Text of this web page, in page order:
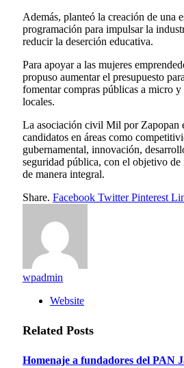
Además, planteó la creación de una
programación para impulsar la
reducir la deserción educativa.
Para apoyar a las mujeres
propuso aumentar el presupuesto
fomentar compras públicas a micro y
locales.
La asociación civil Mil por Zapopan
candidatos en áreas como
gubernamental, innovación,
seguridad pública, con el objetivo
de manera integral.
Share. Facebook Twitter Pinterest
wpadmin
Website
Related Posts
Homenaje a fundadores del PAN